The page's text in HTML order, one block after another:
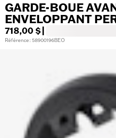
GARDE-BOUE
ENVELOPPANT
718,00 $
Référence : 58900196BEO